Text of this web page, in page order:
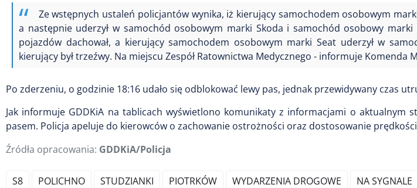
Ze wstępnych ustaleń policjantów wynika, iż kierujący samochodem osobowym
a następnie uderzył w samochód osobowym marki Skoda i samochód osobowy
pojazdów dachował, a kierujący samochodem osobowym marki Seat uderzył w
kierujący był trzeźwy. Na miejscu Zespół Ratownictwa Medycznego - informuje Komenda
Po zderzeniu, o godzinie 18:16 udało się odblokować lewy pas, jednak przewidywany czas
Jak informuje GDDKiA na tablicach wyświetlono komunikaty z informacjami o aktualnym
pasem. Policja apeluje do kierowców o zachowanie ostrożności oraz dostosowanie
Źródła opracowania: GDDKiA/Policja
S8 POLICHNO STUDZIANKI PIOTRKÓW WYDARZENIA DROGOWE NA SYGNALE